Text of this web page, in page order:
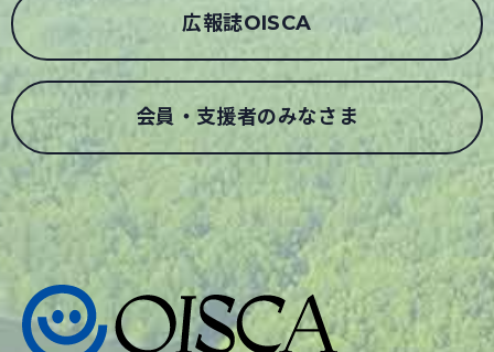
広報誌OISCA
会員・支援者のみなさま